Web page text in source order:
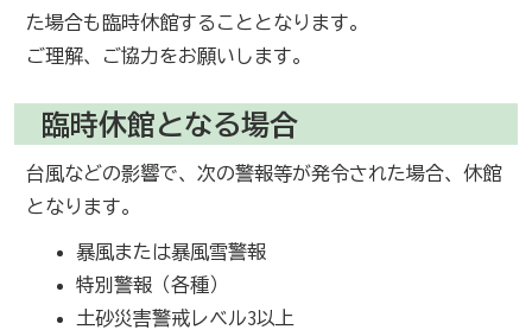
た場合も臨時休館することとなります。
ご理解、ご協力をお願いします。
臨時休館となる場合
台風などの影響で、次の警報等が発令された場合、休館
となります。
暴風または暴風雪警報
特別警報（各種）
土砂災害警戒レベル3以上